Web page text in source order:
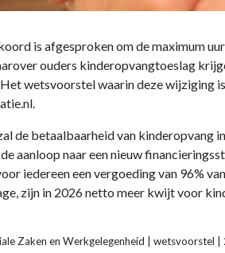
is afgesproken om de maximum
ouders kinderopvangtoeslag
wetsvoorstel waarin deze wijziging
de betaalbaarheid van kinderopvang
aanloop naar een nieuw
iedereen een vergoeding van 96%
zijn in 2026 netto meer kwijt voor
Zaken en Werkgelegenheid | wetsvoorstel